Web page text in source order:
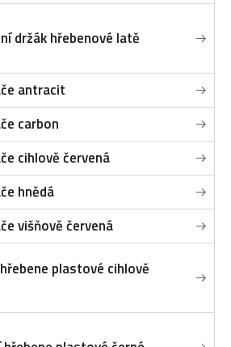
držák hřebenové latě
antracit
carbon
cihlově červená
hnědá
višňově červená
plastové cihlově